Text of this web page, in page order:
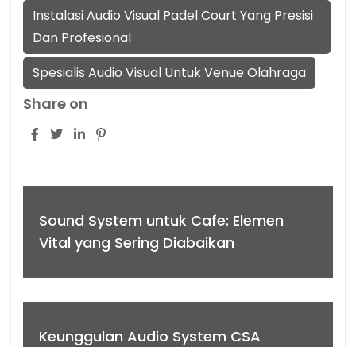
Instalasi Audio Visual Padel Court Yang Presisi
Dan Profesional
Spesialis Audio Visual Untuk Venue Olahraga
Share on
Sound System untuk Cafe: Elemen
Vital yang Sering Diabaikan
Keunggulan Audio System CSA